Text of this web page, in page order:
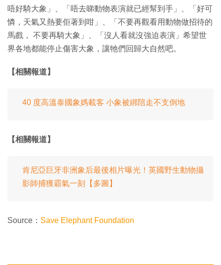
唔好騎大象」、「唔去睇動物表演就已經幫到手」、「好可
憐，天氣又熱要佢著到咁」、「不要再觀看用動物做招待的
馬戲， 不要再騎大象」、「沒人看就沒強迫表演」希望世
界各地都能停止傷害大象，讓牠們回歸大自然吧。
【相關報道】
40 度高溫泰國象媽載客 小象被綁陪走不支倒地
【相關報道】
肯尼亞巨牙非洲象后最後相片曝光！英國野生動物攝
影師捕獲霸氣一刻【多圖】
Source： Save Elephant Foundation